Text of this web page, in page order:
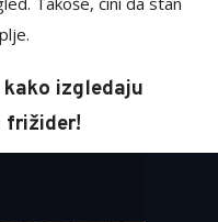
izgledaju
frižider!